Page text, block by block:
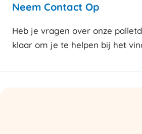
Neem Contact Op
Heb je vragen over onze
klaar om je te helpen bij het